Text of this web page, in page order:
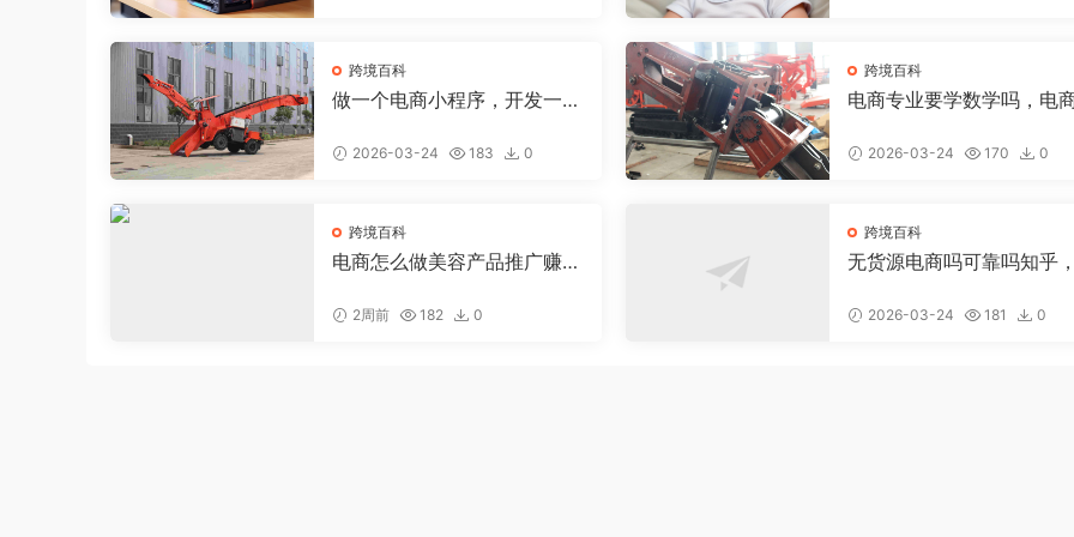
跨境百科
做一个电商小程序，开发一个
2026-03-24 183 0
跨境百科
电商专业要学数学吗，电
2026-03-24 170 0
跨境百科
电商怎么做美容产品推广赚
2周前 182 0
跨境百科
无货源电商吗可靠吗知乎
2026-03-24 181 0